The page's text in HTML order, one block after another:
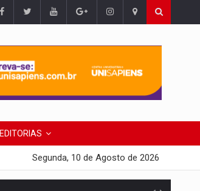
EDITORIAS
Segunda, 10 de Agosto de 2026